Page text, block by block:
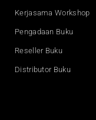
Kerjasama Workshop
Pengadaan Buku
Reseller Buku
Distributor Buku